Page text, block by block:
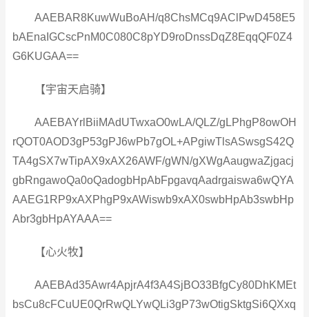
AAEBAR8KuwWuBoAH/q8ChsMCq9AClPwD458E5
bAEnaIGCscPnM0C080C8pYD9roDnssDqZ8EqqQF0Z4
G6KUGAA==
【宇宙天启骑】
AAEBAYrlBiiMAdUTwxaO0wLA/QLZ/gLPhgP8owOH
rQOT0AOD3gP53gPJ6wPb7gOL+APgiwTlsASwsgS42Q
TA4gSX7wTipAX9xAX26AWF/gWN/gXWgAaugwaZjgacj
gbRngawoQa0oQadogbHpAbFpgavqAadrgaiswa6wQYA
AAEG1RP9xAXPhgP9xAWiswb9xAX0swbHpAb3swbHp
Abr3gbHpAYAAA==
【心火牧】
AAEBAd35Awr4ApjrA4f3A4SjBO33BfgCy80DhKMEt
bsCu8cFCuUE0QrRwQLYwQLi3gP73wOtigSktgSi6QXxq